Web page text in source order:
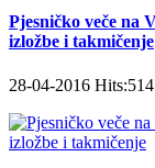
Pjesničko veče na
izložbe i takmičenje
28-04-2016